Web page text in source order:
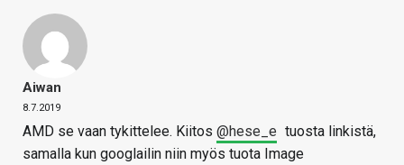
Aiwan
8.7.2019
AMD se vaan tykittelee. Kiitos @hese_e tuosta linkistä,
samalla kun googlailin niin myös tuota Image